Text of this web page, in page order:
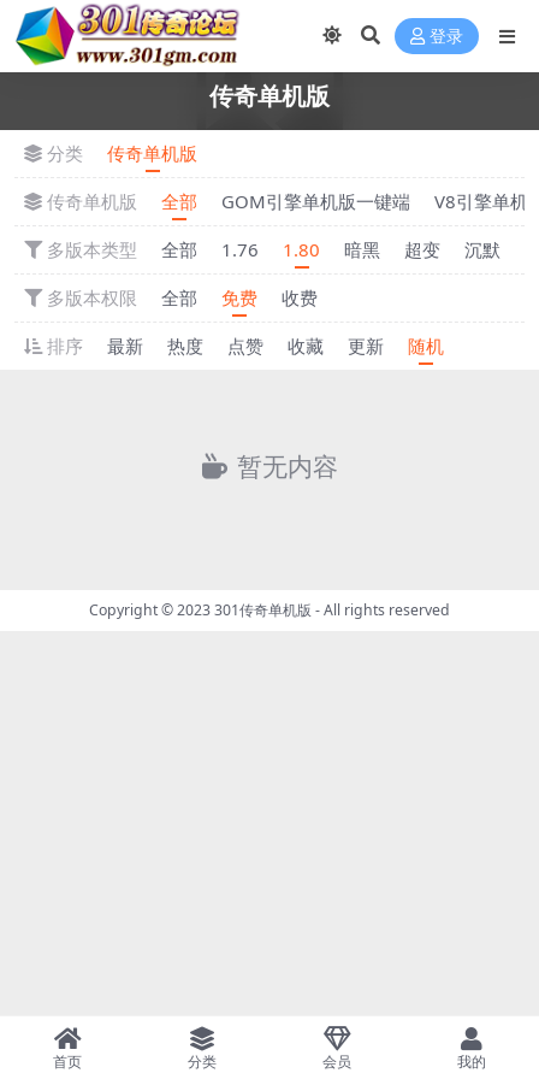
登录
传奇单机版
分类
传奇单机版
传奇单机版
全部 GOM引擎单机版一键端
V8引擎单机
多版本类型
全部 1.76 1.80 暗黑 超变 沉默
多版本权限
全部 免费
收费
排序
最新 热度 点赞 收藏 更新 随机
暂无内容
Copyright © 2023301传奇单机版 - All rights reserved
首页 分类 会员 我的